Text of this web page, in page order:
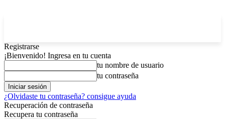
Registrarse
¡Bienvenido! Ingresa en tu cuenta
tu nombre de usuario
tu contraseña
¿Olvidaste tu contraseña? consigue ayuda
Recuperación de contraseña
Recupera tu contraseña